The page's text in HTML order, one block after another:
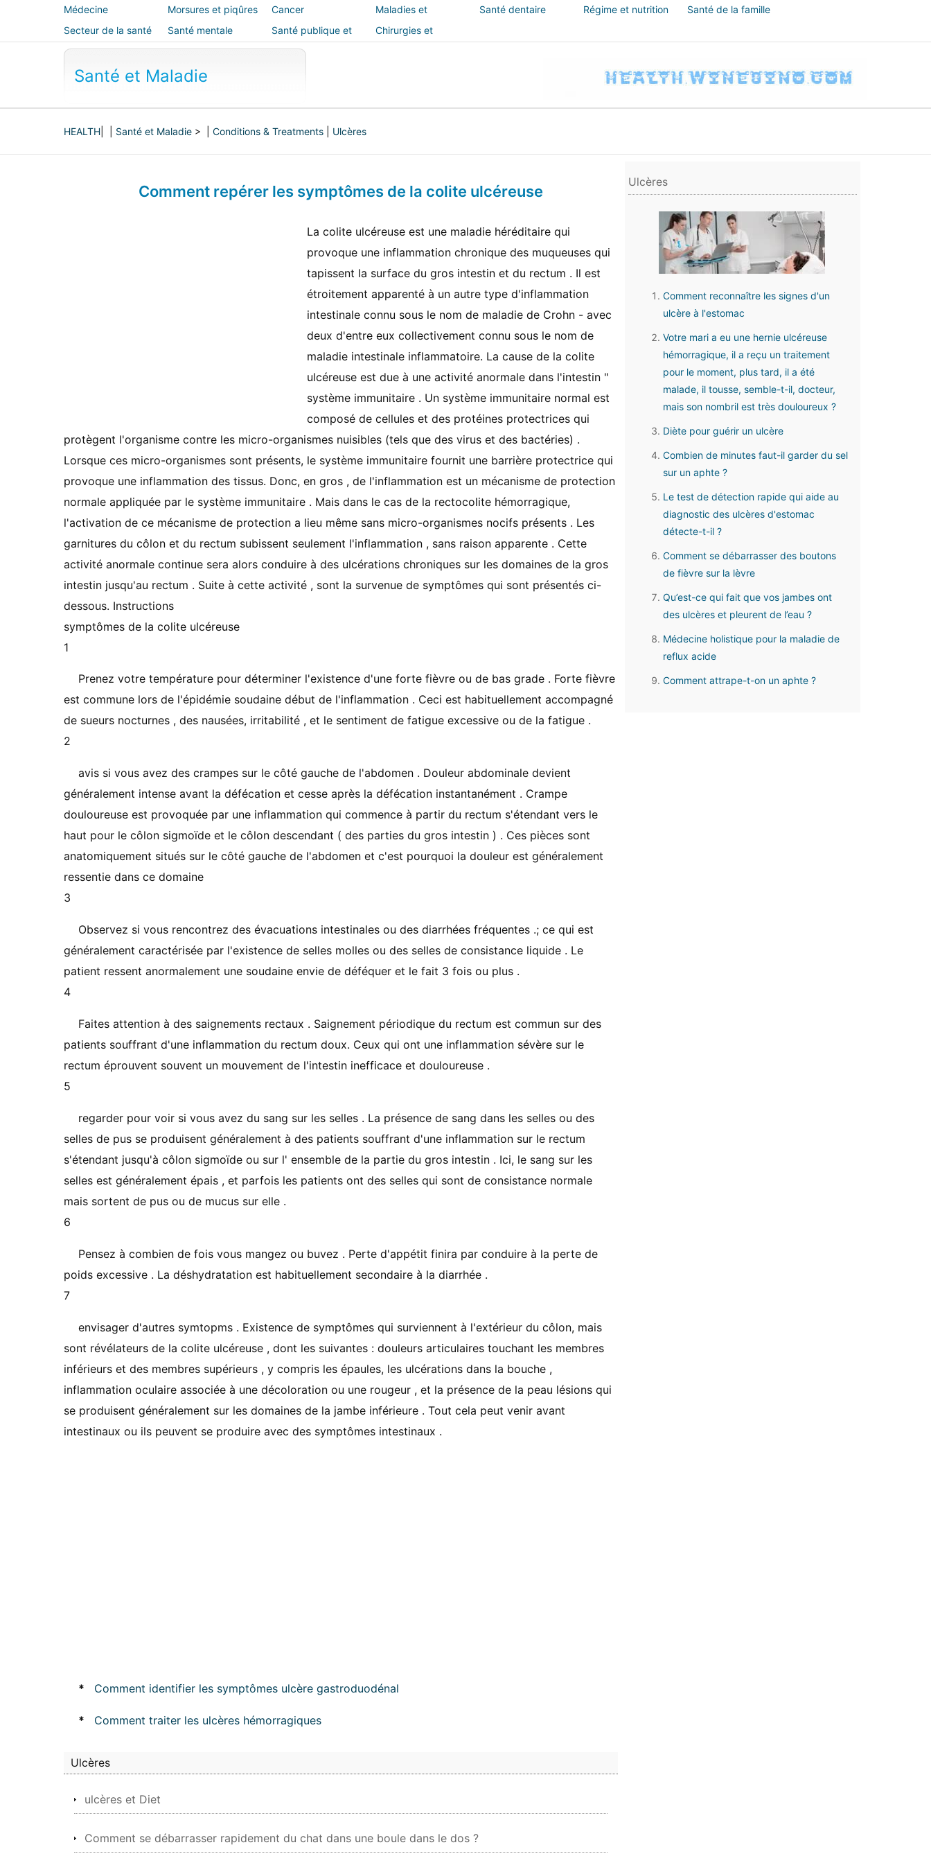
Médecine
alternative
Morsures et piqûres Cancer
Maladies et
traitements
Santé dentaire Régime et nutrition
Santé de la famille
Secteur de la santé
Santé mentale
Santé publique et
sécurité
Chirurgies et
Santé et Maladie
HEALTH Santé et Maladie > | Conditions & Treatments Ulcères
Comment repérer les symptômes de la colite ulcéreuse
La colite ulcéreuse est une maladie héréditaire qui
provoque une inflammation chronique des muqueuses qui
tapissent la surface du gros intestin et du rectum . Il est
étroitement apparenté à un autre type d'inflammation
intestinale connu sous le nom de maladie de Crohn - avec
deux d'entre eux collectivement connu sous le nom de
maladie intestinale inflammatoire. La cause de la colite
ulcéreuse est due à une activité anormale dans l'intestin "
système immunitaire . Un système immunitaire normal est
composé de cellules et des protéines protectrices qui
protègent l'organisme contre les micro-organismes nuisibles (tels que des virus et des bactéries) .
Lorsque ces micro-organismes sont présents, le système immunitaire fournit une barrière protectrice qui
provoque une inflammation des tissus. Donc, en gros , de l'inflammation est un mécanisme de protection
normale appliquée par le système immunitaire . Mais dans le cas de la rectocolite hémorragique,
l'activation de ce mécanisme de protection a lieu même sans micro-organismes nocifs présents . Les
garnitures du côlon et du rectum subissent seulement l'inflammation , sans raison apparente . Cette
activité anormale continue sera alors conduire à des ulcérations chroniques sur les domaines de la gros
intestin jusqu'au rectum . Suite à cette activité , sont la survenue de symptômes qui sont présentés ci-
dessous. Instructions
symptômes de la colite ulcéreuse
1
Prenez votre température pour déterminer l'existence d'une forte fièvre ou de bas grade . Forte fièvre
est commune lors de l'épidémie soudaine début de l'inflammation . Ceci est habituellement accompagné
de sueurs nocturnes , des nausées, irritabilité , et le sentiment de fatigue excessive ou de la fatigue .
2
avis si vous avez des crampes sur le côté gauche de l'abdomen . Douleur abdominale devient
généralement intense avant la défécation et cesse après la défécation instantanément . Crampe
douloureuse est provoquée par une inflammation qui commence à partir du rectum s'étendant vers le
haut pour le côlon sigmoïde et le côlon descendant ( des parties du gros intestin ) . Ces pièces sont
anatomiquement situés sur le côté gauche de l'abdomen et c'est pourquoi la douleur est généralement
ressentie dans ce domaine
3
Observez si vous rencontrez des évacuations intestinales ou des diarrhées fréquentes .; ce qui est
généralement caractérisée par l'existence de selles molles ou des selles de consistance liquide . Le
patient ressent anormalement une soudaine envie de déféquer et le fait 3 fois ou plus .
4
Faites attention à des saignements rectaux . Saignement périodique du rectum est commun sur des
patients souffrant d'une inflammation du rectum doux. Ceux qui ont une inflammation sévère sur le
rectum éprouvent souvent un mouvement de l'intestin inefficace et douloureuse .
5
regarder pour voir si vous avez du sang sur les selles . La présence de sang dans les selles ou des
selles de pus se produisent généralement à des patients souffrant d'une inflammation sur le rectum
s'étendant jusqu'à côlon sigmoïde ou sur l' ensemble de la partie du gros intestin . Ici, le sang sur les
selles est généralement épais , et parfois les patients ont des selles qui sont de consistance normale
mais sortent de pus ou de mucus sur elle .
6
Pensez à combien de fois vous mangez ou buvez . Perte d'appétit finira par conduire à la perte de
poids excessive . La déshydratation est habituellement secondaire à la diarrhée .
7
envisager d'autres symtopms . Existence de symptômes qui surviennent à l'extérieur du côlon, mais
sont révélateurs de la colite ulcéreuse , dont les suivantes : douleurs articulaires touchant les membres
inférieurs et des membres supérieurs , y compris les épaules, les ulcérations dans la bouche ,
inflammation oculaire associée à une décoloration ou une rougeur , et la présence de la peau lésions qui
se produisent généralement sur ​​les domaines de la jambe inférieure . Tout cela peut venir avant
intestinaux ou ils peuvent se produire avec des symptômes intestinaux .
* Comment identifier les symptômes ulcère gastroduodénal
* Comment traiter les ulcères hémorragiques
Ulcères
ulcères et Diet
Comment se débarrasser rapidement du chat dans une boule dans le dos ?
Ulcères
Comment reconnaître les signes d'un
ulcère à l'estomac
Votre mari a eu une hernie ulcéreuse
hémorragique, il a reçu un traitement
pour le moment, plus tard, il a été
malade, il tousse, semble-t-il, docteur,
mais son nombril est très douloureux ?
Diète pour guérir un ulcère
Combien de minutes faut-il garder du sel
sur un aphte ?
Le test de détection rapide qui aide au
diagnostic des ulcères d'estomac
détecte-t-il ?
Comment se débarrasser des boutons
de fièvre sur la lèvre
Qu’est-ce qui fait que vos jambes ont
des ulcères et pleurent de l’eau ?
Médecine holistique pour la maladie de
reflux acide
Comment attrape-t-on un aphte ?